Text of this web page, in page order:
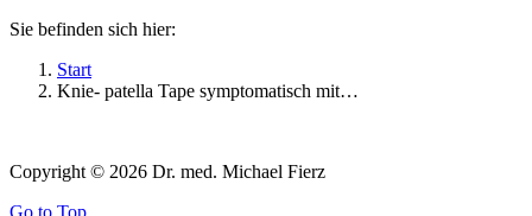
Sie befinden sich hier:
Start
Knie- patella Tape symptomatisch mit…
Copyright © 2026 Dr. med. Michael Fierz
Go to Top